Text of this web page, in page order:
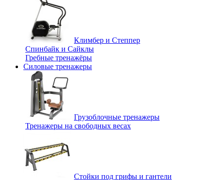
Климбер и Степпер
Спинбайк и Сайклы
Гребные тренажёры
Силовые тренажеры
Грузоблочные тренажеры
Тренажеры на свободных весах
Стойки под грифы и гантели